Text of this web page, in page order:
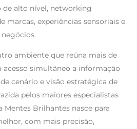
alto nível, networking
marcas, experiências sensoriais e
ambiente que reúna mais de
acesso simultâneo a informação
cenário e visão estratégica de
pelos maiores especialistas
Mentes Brilhantes nasce para
com mais precisão,